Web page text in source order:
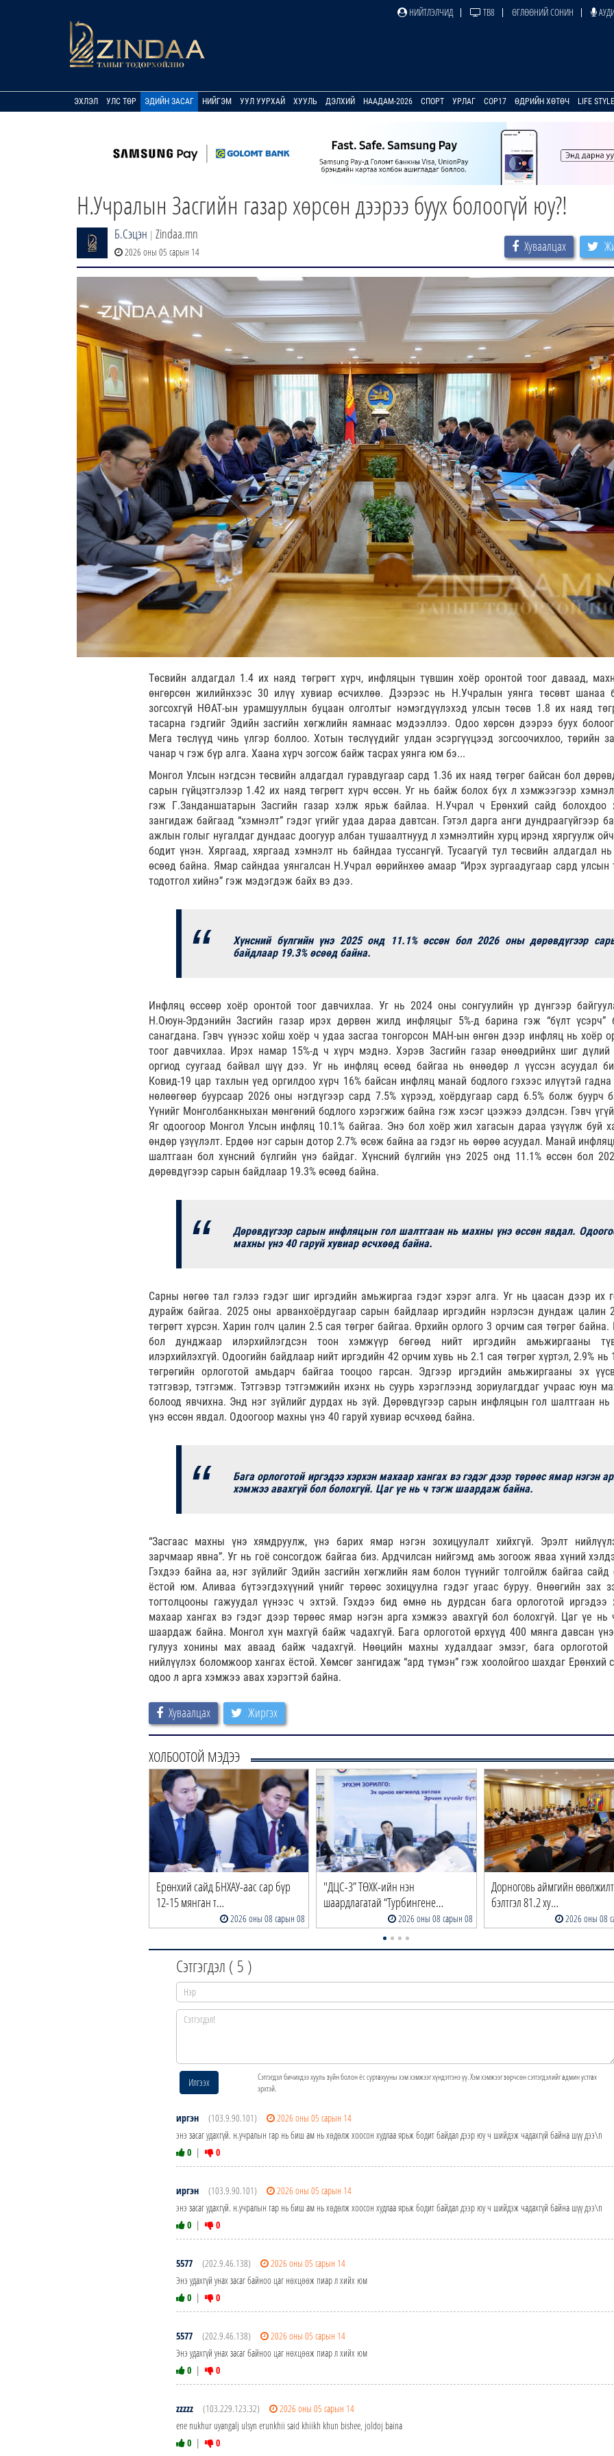
НИЙТЛЭЛЧИД ТВ8 ӨГЛӨӨНИЙ СОНИН
ЭХЛЭЛ УЛС ТӨР ЭДИЙН ЗАСАГ НИЙГЭМ УУЛ УУРХАЙ ХУУЛЬ ДЭЛХИЙ НААДАМ-2026 СПОРТ УРЛАГ COP17 ӨДРИЙН ХӨТӨЧ LIFE STYLE
Н.Учралын Засгийн газар хөрсөн дээрээ буух болоогүй юу?!
Б.Сэцэн | Zindaa.mn
2026 оны 05 сарын 14 Хуваалцах
Төсвийн алдагдал 1.4 их наяд төгрөгт хүрч, инфляцын түвшин хоёр оронтой тоог даваад,
өнгөрсөн жилийнхээс 30 илүү хувиар өсчихлөө. Дээрээс нь Н.Учралын уянга төсөвт шанаа
зогсохгүй НӨАТ-ын урамшууллын буцаан олголтыг нэмэгдүүлэхэд улсын төсөв 1.8 их наяд
тасарна гэдгийг Эдийн засгийн хөгжлийн яамнаас мэдээллээ. Одоо хөрсөн дээрээ буух
Мега төслүүд чинь үлгэр боллоо. Хотын төслүүдийг улдан эсэргүүцээд зогсоочихлоо, төрийн
чанар ч гэж бүр алга. Хаана хүрч зогсож байж тасрах уянга юм бэ...
Монгол Улсын нэгдсэн төсвийн алдагдал гуравдугаар сард 1.36 их наяд төгрөг байсан бол
сарын гүйцэтгэлээр 1.42 их наяд төгрөгт хүрч өссөн. Уг нь байж болох бүх л хэмжээгээр
гэж Г.Занданшатарын Засгийн газар хэлж ярьж байлаа. Н.Учрал ч Ерөнхий сайд болохдоо
зангидаж байгаад “хэмнэлт” гэдэг үгийг удаа дараа давтсан. Гэтэл дарга анги дундраагүйгээр
ажлын голыг нугалдаг дундаас доогуур албан тушаалтнууд л хэмнэлтийн хурц ирэнд хяргуулж
бодит үнэн. Хяргаад, хяргаад хэмнэлт нь байндаа туссангүй. Тусаагүй тул төсвийн алдагдал
өсөөд байна. Ямар сайндаа уянгалсан Н.Учрал өөрийнхөө амаар “Ирэх зургаадугаар сард улсын
тодотгол хийнэ” гэж мэдэгдэж байх вэ дээ.
Хүнсний бүлгийн үнэ 2025 онд 11.1% өссөн бол 2026 оны дөрөвдүгээр
байдлаар 19.3% өсөөд байна.
Инфляц өссөөр хоёр оронтой тоог давчихлаа. Уг нь 2024 оны сонгуулийн үр дүнгээр
Н.Оюун-Эрдэнийн Засгийн газар ирэх дөрвөн жилд инфляцыг 5%-д барина гэж “бүлт үсэрч”
санагдана. Гэвч үүнээс хойш хоёр ч удаа засгаа тонгорсон МАН-ын өнгөн дээр инфляц нь хоёр
тоог давчихлаа. Ирэх намар 15%-д ч хүрч мэднэ. Хэрэв Засгийн газар өнөөдрийнх шиг
оргиод суугаад байвал шүү дээ. Уг нь инфляц өсөөд байгаа нь өнөөдөр л үүссэн асуудал
Ковид-19 цар тахлын үед оргилдоо хүрч 16% байсан инфляц манай бодлого гэхээс илүүтэй
нөлөөгөөр буурсаар 2026 оны нэгдүгээр сард 7.5% хүрээд, хоёрдугаар сард 6.5% болж буурч
Үүнийг Монголбанкныхан мөнгөний бодлого хэрэгжиж байна гэж хэсэг цээжээ дэлдсэн. Гэвч
Яг одоогоор Монгол Улсын инфляц 10.1% байгаа. Энэ бол хоёр жил хагасын дараа үзүүлж буй
өндөр үзүүлэлт. Ердөө нэг сарын дотор 2.7% өсөж байна аа гэдэг нь өөрөө асуудал. Манай
шалтгаан бол хүнсний бүлгийн үнэ байдаг. Хүнсний бүлгийн үнэ 2025 онд 11.1% өссөн бол
дөрөвдүгээр сарын байдлаар 19.3% өсөөд байна.
Дөрөвдүгээр сарын инфляцын гол шалтгаан нь махны үнэ өссөн явдал.
махны үнэ 40 гаруй хувиар өсчхөөд байна.
Сарны нөгөө тал гэлээ гэдэг шиг иргэдийн амьжиргаа гэдэг хэрэг алга. Уг нь цаасан дээр их
дурайж байгаа. 2025 оны арванхоёрдугаар сарын байдлаар иргэдийн нэрлэсэн дундаж цалин
төгрөгт хүрсэн. Харин голч цалин 2.5 сая төгрөг байгаа. Өрхийн орлого 3 орчим сая төгрөг байна.
бол дунджаар илэрхийлэгдсэн тоон хэмжүүр бөгөөд нийт иргэдийн амьжиргааны
илэрхийлэхгүй. Одоогийн байдлаар нийт иргэдийн 42 орчим хувь нь 2.1 сая төгрөг хүртэл, 2.9% нь
төгрөгийн орлоготой амьдарч байгаа тооцоо гарсан. Эдгээр иргэдийн амьжиргааны эх
тэтгэвэр, тэтгэмж. Тэтгэвэр тэтгэмжийн ихэнх нь суурь хэрэглээнд зориулагддаг учраас юун
болоод явчихна. Энд нэг зүйлийг дурдах нь зүй. Дөрөвдүгээр сарын инфляцын гол шалтгаан
үнэ өссөн явдал. Одоогоор махны үнэ 40 гаруй хувиар өсчхөөд байна.
Бага орлоготой иргэдээ хэрхэн махаар хангах вэ гэдэг дээр төрөөс ямар нэгэн
хэмжээ авахгүй бол болохгүй. Цаг үе нь ч тэгж шаардаж байна.
“Засгаас махны үнэ хямдруулж, үнэ барих ямар нэгэн зохицуулалт хийхгүй. Эрэлт
зарчмаар явна”. Уг нь гоё сонсогдож байгаа биз. Ардчилсан нийгэмд амь зогоож яваа хүний
Гэхдээ байна аа, нэг зүйлийг Эдийн засгийн хөгжлийн яам болон түүнийг толгойлж байгаа сайд
ёстой юм. Аливаа бүтээгдэхүүний үнийг төрөөс зохицуулна гэдэг угаас буруу. Өнөөгийн зах
тогтолцооны гажуудал үүнээс ч эхтэй. Гэхдээ бид өмнө нь дурдсан бага орлоготой иргэдээ
махаар хангах вэ гэдэг дээр төрөөс ямар нэгэн арга хэмжээ авахгүй бол болохгүй. Цаг үе нь
шаардаж байна. Монгол хүн махгүй байж чадахгүй. Бага орлоготой өрхүүд 400 мянга давсан
гулууз хонины мах аваад байж чадахгүй. Нөөцийн махны худалдааг эмзэг, бага орлоготой
нийлүүлэх боломжоор хангах ёстой. Хөмсөг зангидаж “ард түмэн” гэж хоолойгоо шахдаг Ерөнхий
одоо л арга хэмжээ авах хэрэгтэй байна.
Хуваалцах Жиргэх
ХОЛБООТОЙ МЭДЭЭ
Ерөнхий сайд БНХАУ-аас сар бүр
12-15 мянган т…
2026 оны 08 сарын 08
"ДЦС-3” ТӨХК-ийн нэн
шаардлагатай “Турбингене…
2026 оны 08 сарын 08
Дорноговь аймгийн
бэлтгэл 81.2 ху…
2026 оны 08
Сэтгэгдэл ( 5 )
Илгээх
Сэтгэгдэл бичихдээ хууль зүйн болон ёс суртахууны хэм хэмжээг хүндэтгэнэ үү. Хэм хэмжээг зөрчсөн сэтгэгдэлийг админ устгах
эрхтэй.
иргэн (103.9.90.101)
2026 оны 05 сарын 14
энэ засаг удахгүй. н.учралын гар нь биш ам нь хөдөлж хоосон худлаа ярьж бодит байдал дээр юу ч шийдэж чадахгүй байна шүү дээ\n
0 | 0
иргэн (103.9.90.101)
2026 оны 05 сарын 14
энэ засаг удахгүй. н.учралын гар нь биш ам нь хөдөлж хоосон худлаа ярьж бодит байдал дээр юу ч шийдэж чадахгүй байна шүү дээ\n
0 | 0
5577 (202.9.46.138)
2026 оны 05 сарын 14
Энэ удахгүй унах засаг байноо цаг нөхцөөж пиар л хийх юм
0 | 0
5577 (202.9.46.138)
2026 оны 05 сарын 14
Энэ удахгүй унах засаг байноо цаг нөхцөөж пиар л хийх юм
0 | 0
zzzzz (103.229.123.32)
2026 оны 05 сарын 14
ene nukhur uyangalj ulsyn erunkhii said khiikh khun bishee, joldoj baina
0 | 0